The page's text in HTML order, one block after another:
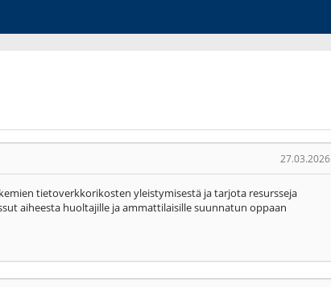
27.03.2026
tietoverkkorikosten yleistymisestä ja tarjota resursseja
aiheesta huoltajille ja ammattilaisille suunnatun oppaan